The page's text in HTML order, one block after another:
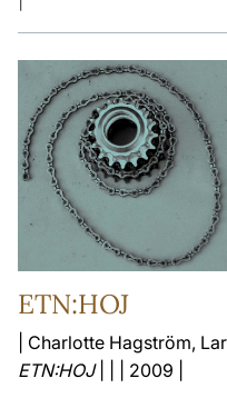
ETN:HOJ
| Charlotte Hagström,
ETN:HOJ| | | 2009 |